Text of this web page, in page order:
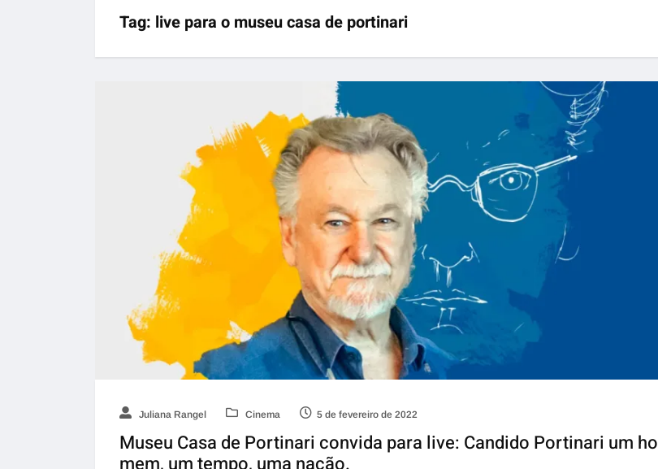
Tag: live para o museu casa de portinari
Juliana Rangel Cinema 5 de fevereiro de 2022
Museu Casa de Portinari convida para live: Candido Portinari um ho